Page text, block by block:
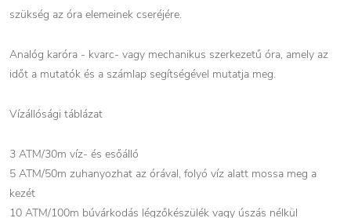
szükség az óra elemeinek cseréjére.
Analóg karóra - kvarc- vagy mechanikus szerkezetű óra, amely az
időt a mutatók és a számlap segítségével mutatja meg.
Vízállósági táblázat
3 ATM/30m víz- és esőálló
5 ATM/50m zuhanyozhat az órával, folyó víz alatt mossa meg a
kezét
10 ATM/100m búvárkodás légzőkészülék vagy úszás nélkül